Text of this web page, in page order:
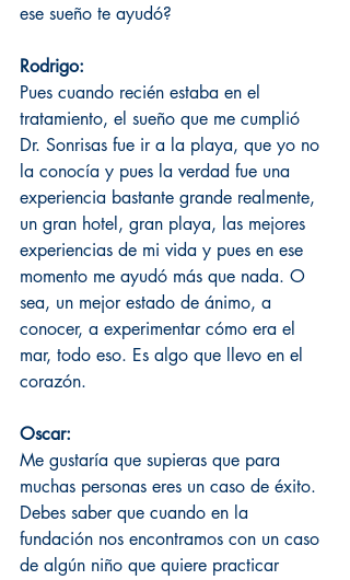
ese sueño te ayudó?
Rodrigo:
Pues cuando recién estaba en el
tratamiento, el sueño que me cumplió
Dr. Sonrisas fue ir a la playa, que yo no
la conocía y pues la verdad fue una
experiencia bastante grande realmente,
un gran hotel, gran playa, las mejores
experiencias de mi vida y pues en ese
momento me ayudó más que nada. O
sea, un mejor estado de ánimo, a
conocer, a experimentar cómo era el
mar, todo eso. Es algo que llevo en el
corazón.
Oscar:
Me gustaría que supieras que para
muchas personas eres un caso de éxito.
Debes saber que cuando en la
fundación nos encontramos con un caso
de algún niño que quiere practicar